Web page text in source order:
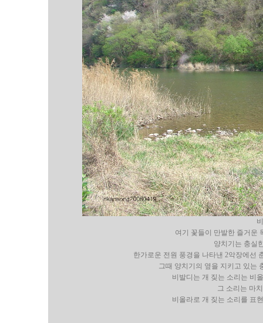
여기 꽃들이 만발한 즐거운
양치기는 충실
한가로운 전원 풍경을 나타낸 2악장에선
그때 양치기의 옆을 지키고 있는
비발디는 개 짖는 소리는 비
그 소리는 마
비올라로 개 짖는 소리를 표